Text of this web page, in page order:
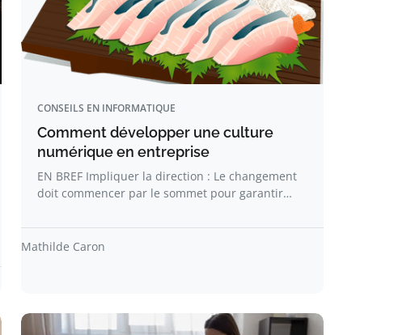
CONSEILS EN INFORMATIQUE
Comment développer une culture
numérique en entreprise
EN BREF Impliquer la direction : Le changement
doit commencer par le sommet pour garantir…
Mathilde Caron